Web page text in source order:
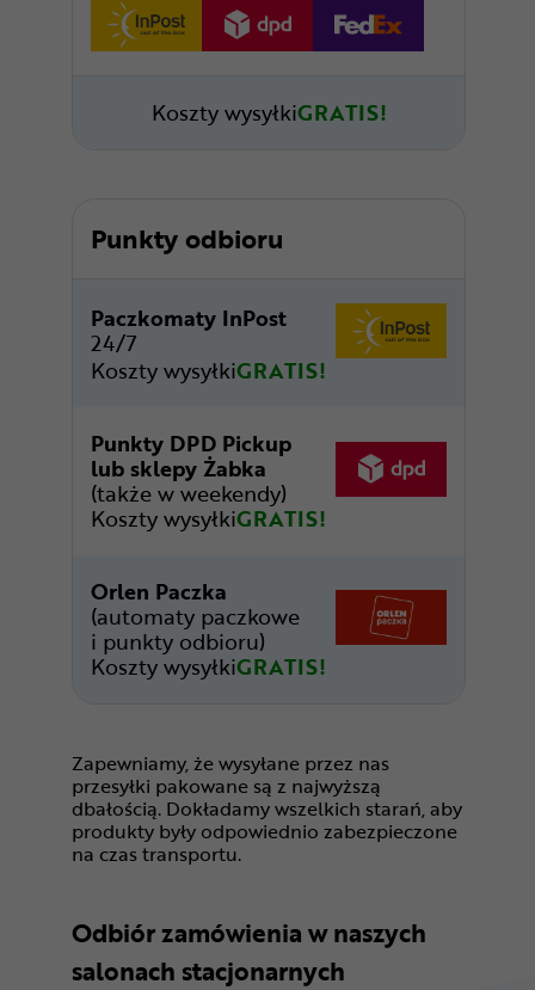
Koszty wysyłkiGRATIS!
Punkty odbioru
Paczkomaty InPost
24/7
Koszty wysyłkiGRATIS!
Punkty DPD Pickup
lub sklepy Żabka
(także w weekendy)
Koszty wysyłkiGRATIS!
Orlen Paczka
(automaty paczkowe
i punkty odbioru)
Koszty wysyłkiGRATIS!
Zapewniamy, że wysyłane przez nas
przesyłki pakowane są z najwyższą
dbałością. Dokładamy wszelkich starań, aby
produkty były odpowiednio zabezpieczone
na czas transportu.
Odbiór zamówienia w naszych
salonach stacjonarnych